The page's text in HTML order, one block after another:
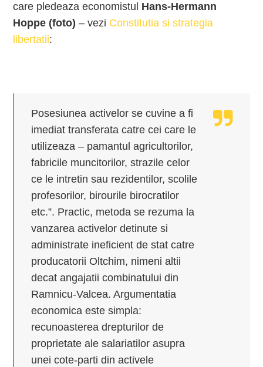
care pledeaza economistul Hans-Hermann
Hoppe (foto) – vezi Constitutia si strategia
libertatii:
Posesiunea activelor se cuvine a fi
imediat transferata catre cei care le
utilizeaza – pamantul agricultorilor,
fabricile muncitorilor, strazile celor
ce le intretin sau rezidentilor, scolile
profesorilor, birourile birocratilor
etc.”. Practic, metoda se rezuma la
vanzarea activelor detinute si
administrate ineficient de stat catre
producatorii Oltchim, nimeni altii
decat angajatii combinatului din
Ramnicu-Valcea. Argumentatia
economica este simpla:
recunoasterea drepturilor de
proprietate ale salariatilor asupra
unei cote-parti din activele